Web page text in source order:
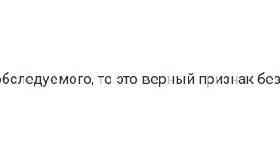
то это верный признак